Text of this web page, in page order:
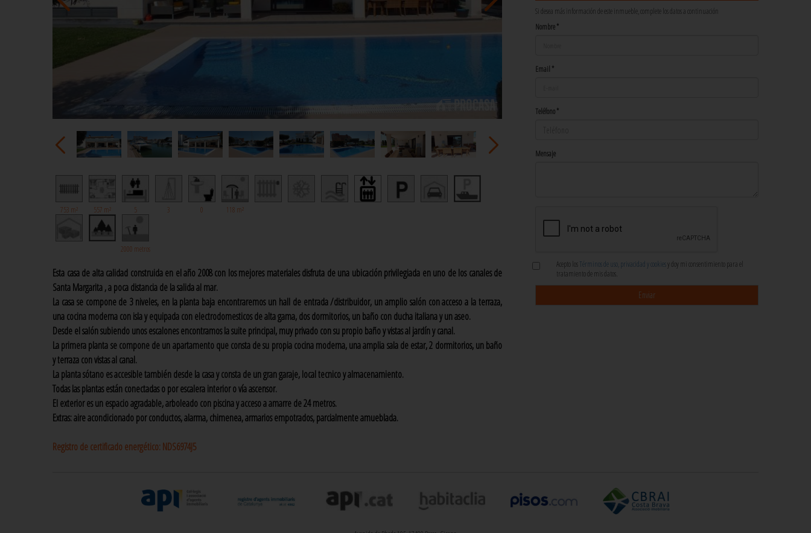
753 m² 557 m² 5 3 0 118 m²
2000 metros
Esta casa de alta calidad construida en el año 2008 con los mejores materiales disfruta de una ubicación privilegiada en uno de los canales de
Santa Margarita , a poca distancia de la salida al mar.
La casa se compone de 3 niveles, en la planta baja encontraremos un hall de entrada /distribuidor, un amplio salón con acceso a la terraza,
una cocina moderna con isla y equipada con electrodomesticos de alta gama, dos dormitorios, un baño con ducha italiana y un aseo.
Desde el salón subiendo unos escalones encontramos la suite principal, muy privado con su propio baño y vistas al jardín y canal.
La primera planta se compone de un apartamento que consta de su propia cocina moderna, una amplia sala de estar, 2 dormitorios, un baño
y terraza con vistas al canal.
La planta sótano es accesible también desde la casa y consta de un gran garaje, local tecnico y almacenamiento.
Todas las plantas están conectadas o por escalera interior o vía ascensor.
El exterior es un espacio agradable, arboleado con piscina y acceso a amarre de 24 metros.
Extras: aire acondicionado por conductos, alarma, chimenea, armarios empotrados, parcialmente amueblada.
Registro de certificado energético:NDS6974J5
Si desea más información de este inmueble, complete los datos a continuación
Nombre *
Email *
Teléfono *
Mensaje
Acepto losTérminos de uso, privacidad y cookies y doy mi consentimiento para el
tratamiento de mis datos.